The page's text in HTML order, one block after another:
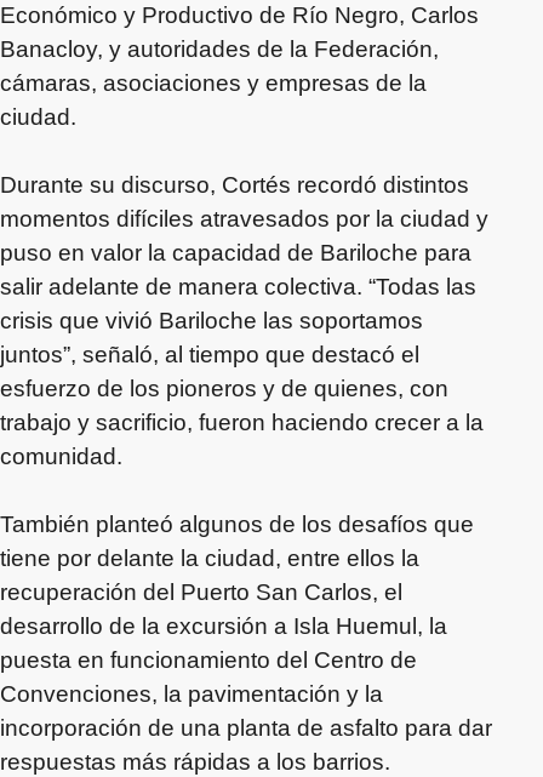
Económico y Productivo de Río Negro, Carlos
Banacloy, y autoridades de la Federación,
cámaras, asociaciones y empresas de la
ciudad.
Durante su discurso, Cortés recordó distintos
momentos difíciles atravesados por la ciudad y
puso en valor la capacidad de Bariloche para
salir adelante de manera colectiva. “Todas las
crisis que vivió Bariloche las soportamos
juntos”, señaló, al tiempo que destacó el
esfuerzo de los pioneros y de quienes, con
trabajo y sacrificio, fueron haciendo crecer a la
comunidad.
También planteó algunos de los desafíos que
tiene por delante la ciudad, entre ellos la
recuperación del Puerto San Carlos, el
desarrollo de la excursión a Isla Huemul, la
puesta en funcionamiento del Centro de
Convenciones, la pavimentación y la
incorporación de una planta de asfalto para dar
respuestas más rápidas a los barrios.